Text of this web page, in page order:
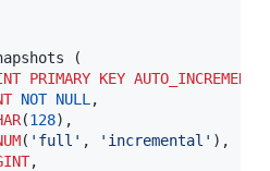
(
PRIMARY KEY AUTO_INCREMENT
NOT NULL ,
(128) ,
( 'full' , 'incremental' ) ,
,